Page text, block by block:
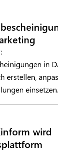
in
erstellen,
einsetzen.
wird